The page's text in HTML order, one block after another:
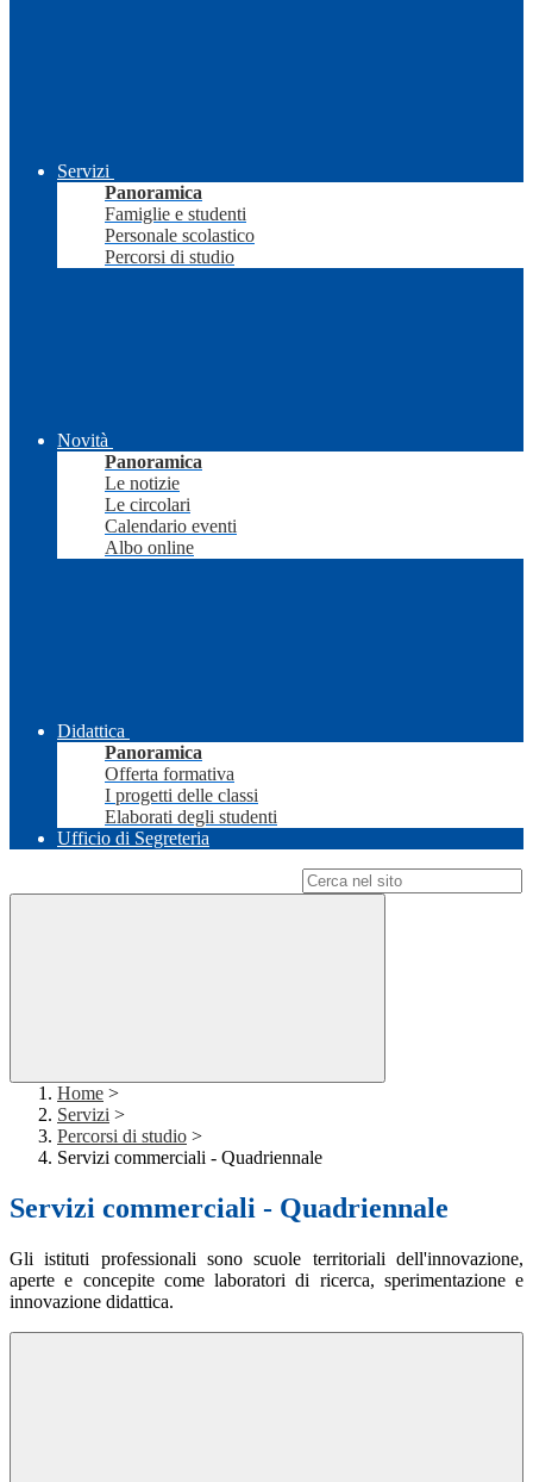
Servizi
Panoramica
Famiglie e studenti
Personale scolastico
Percorsi di studio
Novità
Panoramica
Le notizie
Le circolari
Calendario eventi
Albo online
Didattica
Panoramica
Offerta formativa
I progetti delle classi
Elaborati degli studenti
Ufficio di Segreteria
Home >
Servizi >
Percorsi di studio >
Servizi commerciali - Quadriennale
Servizi commerciali - Quadriennale
Gli istituti professionali sono scuole territoriali dell'innovazione,
aperte e concepite come laboratori di ricerca, sperimentazione e
innovazione didattica.